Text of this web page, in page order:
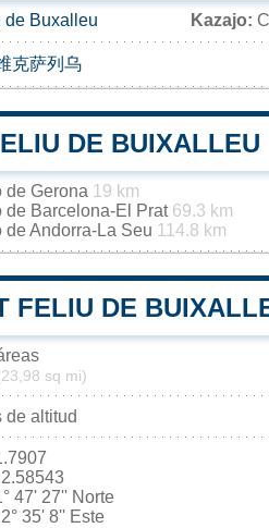
de Buxalleu Kazajo:
克萨列乌
DE BUIXALLEU
de Gerona 19 km
de Barcelona-El Prat 69.3 km
de Andorra-La Seu 114.8 km
FELIU DE
sq mi)
de altitud
2.58543
47' 27'' Norte
2° 35' 8'' Este